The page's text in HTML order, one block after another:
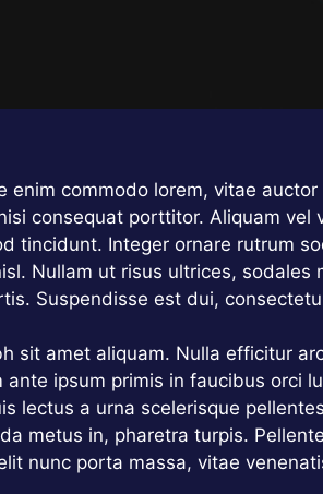
commodo lorem, vitae
consequat porttitor. Aliquam
tincidunt. Integer ornare rutrum
Nullam ut risus ultrices,
Suspendisse est dui,
sit amet aliquam. Nulla efficitur
ipsum primis in faucibus orci
lectus a urna scelerisque
metus in, pharetra turpis.
nunc porta massa, vitae